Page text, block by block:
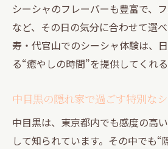
シーシャのフレーバーも豊富で、
など、その日の気分に合わせて選
寿・代官山でのシーシャ体験は、
る“癒やしの時間”を提供してくれる
中目黒の隠れ家で過ごす特別な
中目黒は、東京都内でも感度の高
して知られています。その中でも“